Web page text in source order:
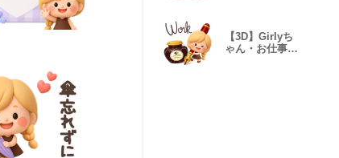
【3D】Girlyち
ゃん・お仕事